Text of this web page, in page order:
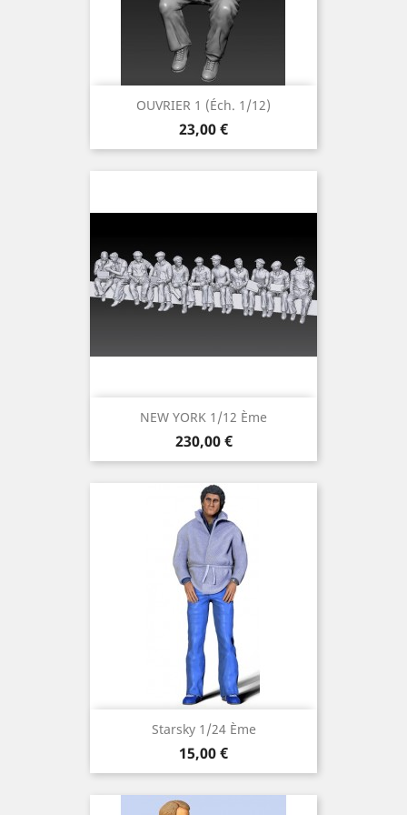
OUVRIER 1 (éch. 1/12)
Prix
23,00 €
NEW YORK 1/12 Ème
Prix
230,00 €
Starsky 1/24 Ème
Prix
15,00 €